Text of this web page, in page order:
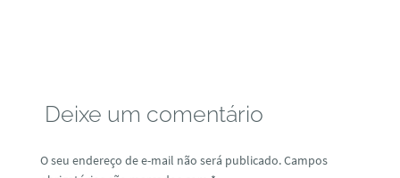
Deixe um comentário
O seu endereço de e-mail não será publicado.Campos